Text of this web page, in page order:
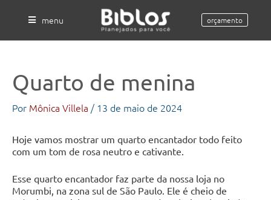
conteúdo
menu orçamento
Quarto de menina
Por Mônica Villela / 13 de maio de 2024
Hoje vamos mostrar um quarto encantador todo feito
com um tom de rosa neutro e cativante.
Esse quarto encantador faz parte da nossa loja no
Morumbi, na zona sul de São Paulo. Ele é cheio de